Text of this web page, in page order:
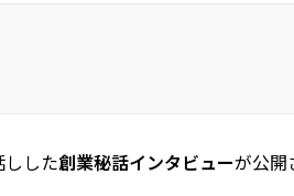
した創業秘話インタビューが公開